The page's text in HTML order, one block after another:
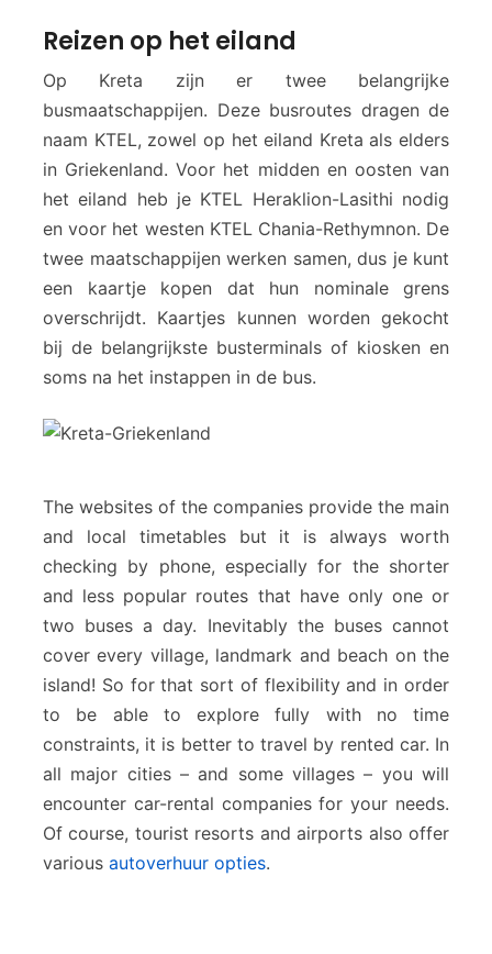
Reizen op het eiland
Op Kreta zijn er twee belangrijke
busmaatschappijen. Deze busroutes dragen de
naam KTEL, zowel op het eiland Kreta als elders
in Griekenland. Voor het midden en oosten van
het eiland heb je KTEL Heraklion-Lasithi nodig
en voor het westen KTEL Chania-Rethymnon. De
twee maatschappijen werken samen, dus je kunt
een kaartje kopen dat hun nominale grens
overschrijdt. Kaartjes kunnen worden gekocht
bij de belangrijkste busterminals of kiosken en
soms na het instappen in de bus.
The websites of the companies provide the main
and local timetables but it is always worth
checking by phone, especially for the shorter
and less popular routes that have only one or
two buses a day. Inevitably the buses cannot
cover every village, landmark and beach on the
island! So for that sort of flexibility and in order
to be able to explore fully with no time
constraints, it is better to travel by rented car. In
all major cities – and some villages – you will
encounter car-rental companies for your needs.
Of course, tourist resorts and airports also offer
various autoverhuur opties.